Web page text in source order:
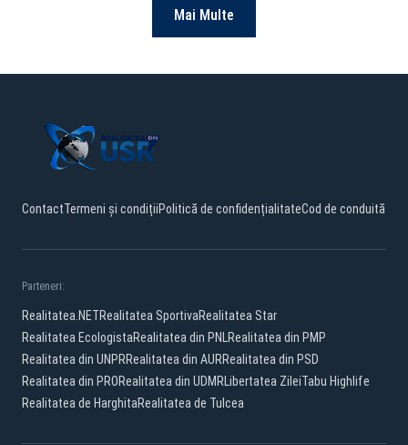
Mai Multe
ContactTermeni și condițiiPolitică de confidențialitateCod de conduită
Parteneri:
Realitatea.NETRealitatea SportivaRealitatea Star
Realitatea EcologistaRealitatea din PNLRealitatea din PMP
Realitatea din UNPRRealitatea din AURRealitatea din PSD
Realitatea din PRORealitatea din UDMRLibertatea ZileiTabu Highlife
Realitatea de HarghitaRealitatea de Tulcea